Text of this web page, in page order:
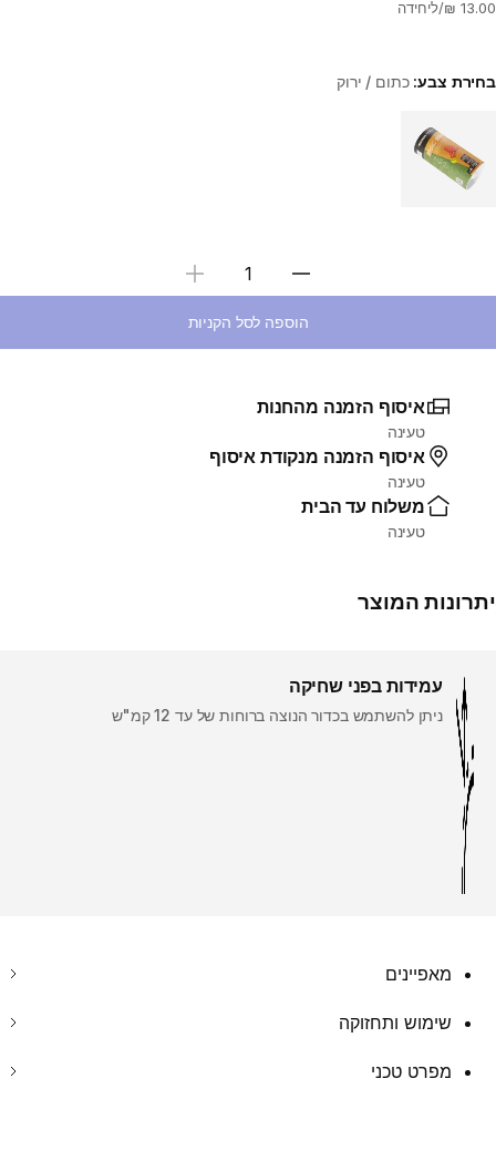
בחירת צבע:כתום / ירוק
Choose a variant
בחירת כמות
הוספה לסל הקניות
איסוף הזמנה מהחנות
טעינה
איסוף הזמנה מנקודת איסוף
טעינה
משלוח עד הבית
טעינה
יתרונות המוצר
עמידות בפני שחיקה
ניתן להשתמש בכדור הנוצה ברוחות של עד 12 קמ"ש
מאפיינים
שימוש ותחזוקה
מפרט טכני